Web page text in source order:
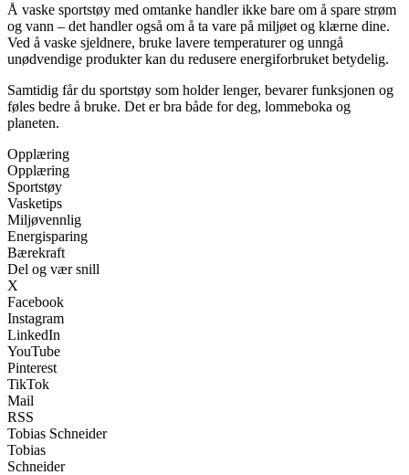
Å vaske sportstøy med omtanke handler ikke bare om å spare strøm
og vann – det handler også om å ta vare på miljøet og klærne dine.
Ved å vaske sjeldnere, bruke lavere temperaturer og unngå
unødvendige produkter kan du redusere energiforbruket betydelig.
Samtidig får du sportstøy som holder lenger, bevarer funksjonen og
føles bedre å bruke. Det er bra både for deg, lommeboka og
planeten.
Opplæring
Opplæring
Sportstøy
Vasketips
Miljøvennlig
Energisparing
Bærekraft
Del og vær snill
X
Facebook
Instagram
LinkedIn
YouTube
Pinterest
TikTok
Mail
RSS
Tobias Schneider
Tobias
Schneider